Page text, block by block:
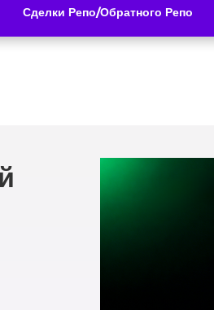
Сделки Репо/Обратного Репо